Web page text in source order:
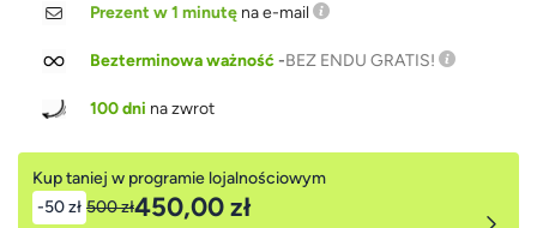
Prezent w 1 minutę na e-mail
Bezterminowa ważność-BEZ ENDU GRATIS!
100 dni na zwrot
Kup taniej w programie lojalnościowym
-50 zł 500 zł450,00 zł